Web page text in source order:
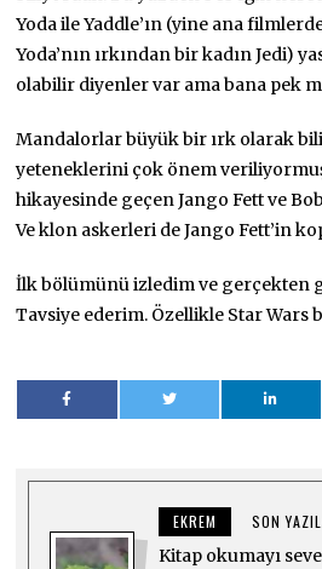
Yoda ile Yaddle’ın (yine ana
Yoda’nın ırkından bir kadın Jedi)
olabilir diyenler var ama bana pek
Mandalorlar büyük bir ırk olarak
yeteneklerini çok önem
hikayesinde geçen Jango Fett ve
Ve klon askerleri de Jango Fett’in
İlk bölümünü izledim ve gerçekten
Tavsiye ederim. Özellikle Star Wars
EKREM SON
Kitap okumayı